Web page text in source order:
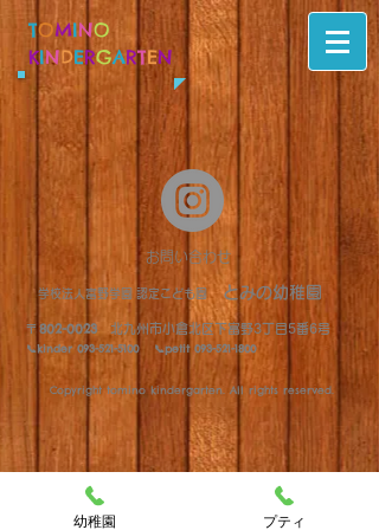
TOMINO
KINDERGARTEN
​お問い合わせ
​学校法人富野学園 認定こども園とみの幼稚園
​〒802-0023
北九州市小倉北区下富野3丁目5番6号
📞kinder 093-521-5100📞petit ​093-521-1800
Copyright tomino kindergarten. All rights reserved.
幼稚園 プティ